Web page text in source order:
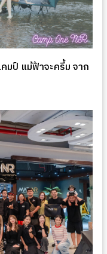
มป์ แม้ฟ้าจะครึ้ม จาก